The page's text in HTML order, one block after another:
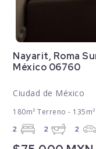
Nayarit, Roma
México 06760
Ciudad de México
180m² Terreno -
2 2 2